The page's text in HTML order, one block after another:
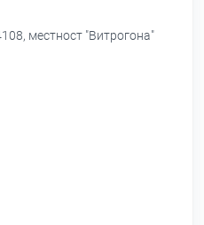
местност "Витрогона"